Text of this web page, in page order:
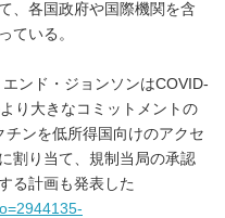
、各国政府や国際機関を含
ている。
ンド・ジョンソンはCOVID-
り大きなコミットメントの
ンを低所得国向けのアクセ
割り当て、規制当局の承認
る計画も発表した